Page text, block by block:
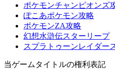
ポケモンチャンピオンズ
ぽこあポケモン攻略
ポケモンZA攻略
幻想水滸伝スターリープ
スプラトゥーンレイダー
当ゲームタイトルの権利表記